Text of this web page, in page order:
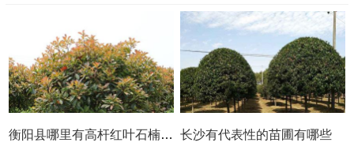
衡阳县哪里有高杆红叶石楠买？ 长沙有代表性的苗圃有哪些